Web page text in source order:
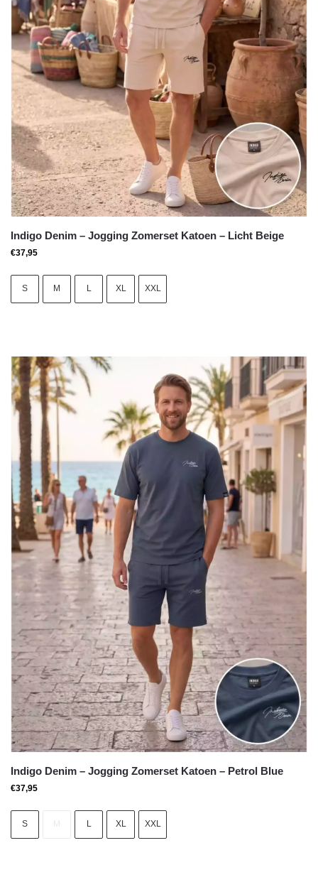
Indigo Denim – Jogging Zomerset Katoen – Licht Beige
€37,95
S M L XL XXL
Indigo Denim – Jogging Zomerset Katoen – Petrol Blue
€37,95
S L XL XXL